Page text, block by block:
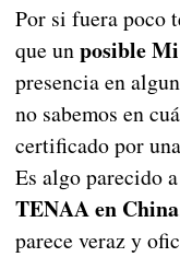
Por si fuera poco
que unposible
presencia en
no sabemos en
certificado por
Es algo parecido
TENAA en China
parece veraz y